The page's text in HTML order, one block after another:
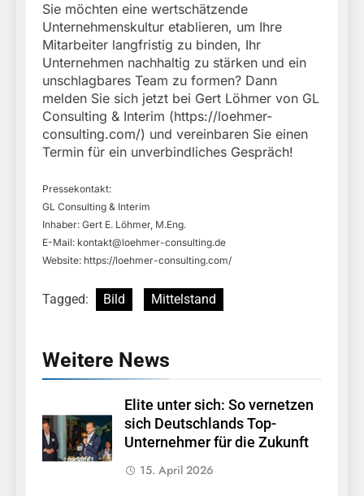
Sie möchten eine wertschätzende
Unternehmenskultur etablieren, um Ihre
Mitarbeiter langfristig zu binden, Ihr
Unternehmen nachhaltig zu stärken und ein
unschlagbares Team zu formen? Dann
melden Sie sich jetzt bei Gert Löhmer von GL
Consulting & Interim (https://loehmer-
consulting.com/) und vereinbaren Sie einen
Termin für ein unverbindliches Gespräch!
Pressekontakt:
GL Consulting & Interim
Inhaber: Gert E. Löhmer, M.Eng.
E-Mail: kontakt@loehmer-consulting.de
Website: https://loehmer-consulting.com/
Tagged: Bild Mittelstand
Weitere News
Elite unter sich: So vernetzen
sich Deutschlands Top-
Unternehmer für die Zukunft
15. April 2026